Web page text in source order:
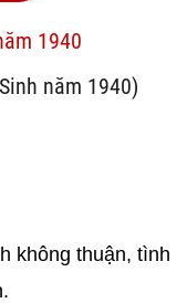
1940
năm 1940)
không thuận, tình